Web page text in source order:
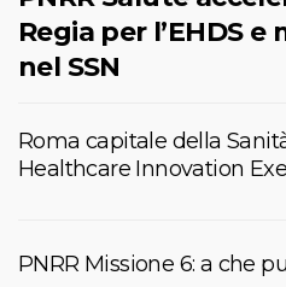
Regia per l’EHDS
nel SSN
Roma capitale della
Healthcare Innovation
PNRR Missione 6: a che